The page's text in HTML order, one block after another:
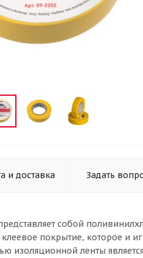
и доставка Задать
представляет собой
покрытие, которое и
изоляционной ленты